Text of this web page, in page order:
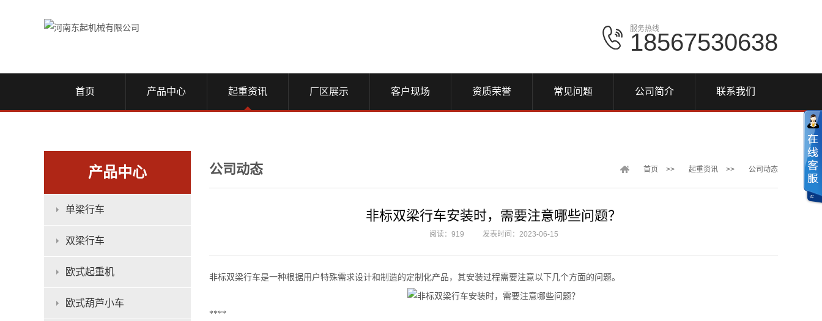
服务热线
18567530638
首页 产品中心 起重资讯 厂区展示 客户现场 资质荣誉 常见问题 公司简介 联系我们
产品中心
单梁行车
双梁行车
欧式起重机
欧式葫芦小车
公司动态 首页 >> 起重资讯 >> 公司动态
非标双梁行车安装时，需要注意哪些问题？
阅读：919 发表时间：2023-06-15
非标双梁行车是一种根据用户特殊需求设计和制造的定制化产品，其安装过程需要注意以下几个方面的问题。
****